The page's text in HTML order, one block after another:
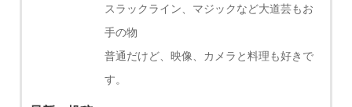
スラックライン、マジックなど大道芸もお
手の物
普通だけど、映像、カメラと料理も好きで
す。